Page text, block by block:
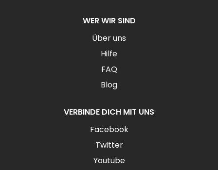
WER WIR SIND
Über uns
Hilfe
FAQ
Blog
VERBINDE DICH MIT UNS
Facebook
Twitter
Youtube